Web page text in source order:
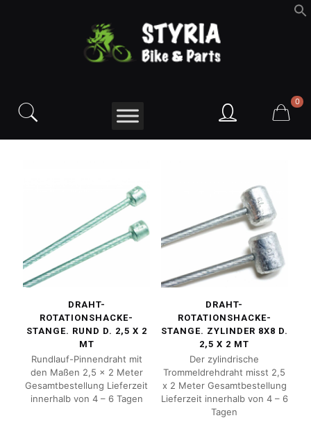
0
DRAHT-
ROTATIONSHACKE-
STANGE. RUND D. 2,5 X 2
MT
Rundlauf-Pinnendraht mit
den Maßen 2,5 x 2 Meter
Gesamtbestellung Lieferzeit
innerhalb von 4 – 6 Tagen
DRAHT-
ROTATIONSHACKE-
STANGE. ZYLINDER 8X8 D.
2,5 X 2 MT
Der zylindrische
Trommeldrehdraht misst 2,5
x 2 Meter Gesamtbestellung
Lieferzeit innerhalb von 4 – 6
Tagen